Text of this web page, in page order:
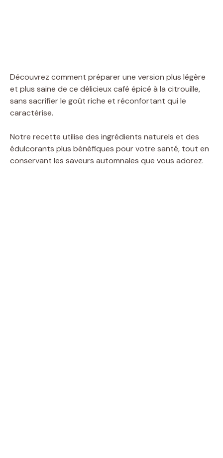
Découvrez comment préparer une version plus légère
et plus saine de ce délicieux café épicé à la citrouille,
sans sacrifier le goût riche et réconfortant qui le
caractérise.
Notre recette utilise des ingrédients naturels et des
édulcorants plus bénéfiques pour votre santé, tout en
conservant les saveurs automnales que vous adorez.